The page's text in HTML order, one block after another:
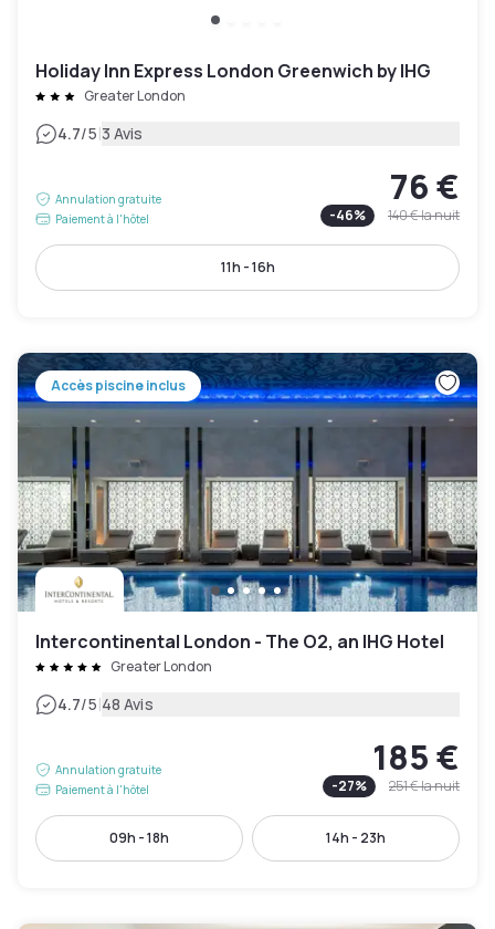
Holiday Inn Express London Greenwich by IHG
Greater London
4.7/5|3 Avis
Annulation gratuite
Paiement à l'hôtel
76 €
-46% 140 €la nuit
11h - 16h
Accès piscine inclus
Intercontinental London - The O2, an IHG Hotel
Greater London
4.7/5|48 Avis
Annulation gratuite
Paiement à l'hôtel
185 €
-27% 251 €la nuit
09h - 18h 14h - 23h